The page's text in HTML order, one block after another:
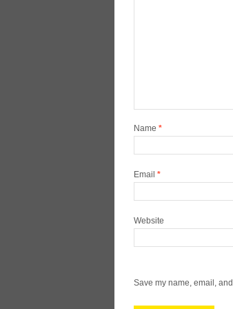
Name *
Email *
Website
Save my name, email,